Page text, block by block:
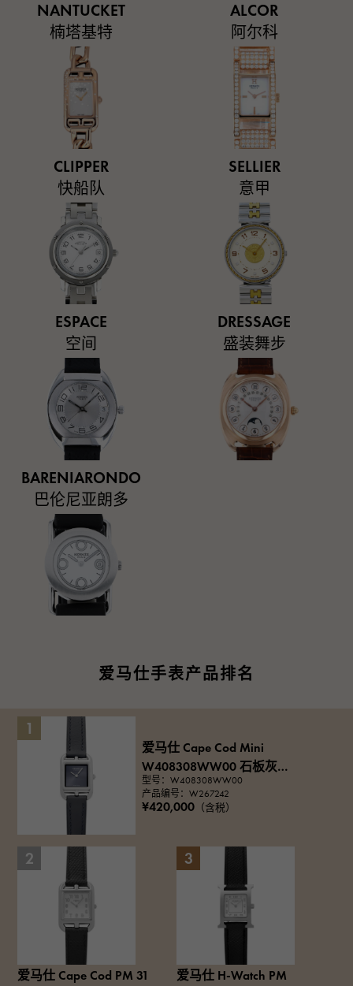
NANTUCKET
楠塔基特
ALCOR
阿尔科
CLIPPER
快船队
SELLIER
意甲
ESPACE
空间
DRESSAGE
盛装舞步
BARENIARONDO
巴伦尼亚朗多
爱马仕手表产品排名
1
爱马仕 Cape Cod Mini
W408308WW00 石板灰表
盘全新女士腕表
型号：W408308WW00
产品编号：W267242
¥420,000 （含税）
2
爱马仕 Cape Cod PM 31
3
爱马仕 H-Watch PM